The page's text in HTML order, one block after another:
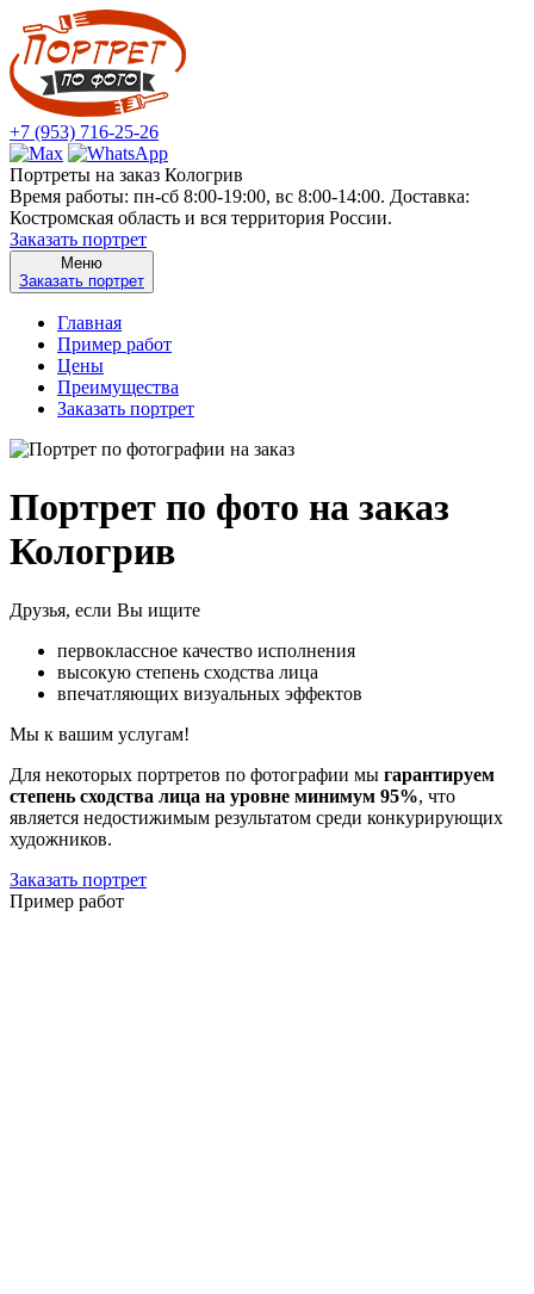
+7 (953) 716-25-26
Портреты на заказ Кологрив
Время работы: пн-сб 8:00-19:00, вс 8:00-14:00. Доставка:
Костромская область и вся территория России.
Заказать портрет
Меню
Заказать портрет
Главная
Пример работ
Цены
Преимущества
Заказать портрет
Портрет по фото на заказ
Кологрив
Друзья, если Вы ищите
первоклассное качество исполнения
высокую степень сходства лица
впечатляющих визуальных эффектов
Мы к вашим услугам!
Для некоторых портретов по фотографии мы гарантируем
степень сходства лица на уровне минимум 95%, что
является недостижимым результатом среди конкурирующих
художников.
Заказать портрет
Пример работ